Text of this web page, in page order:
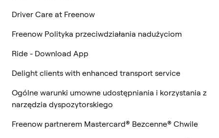
Driver Care at Freenow
Freenow Polityka przeciwdziałania nadużyciom
Ride - Download App
Delight clients with enhanced transport service
Ogólne warunki umowne udostępniania i korzystania z
narzędzia dyspozytorskiego
Freenow partnerem Mastercard® Bezcenne® Chwile